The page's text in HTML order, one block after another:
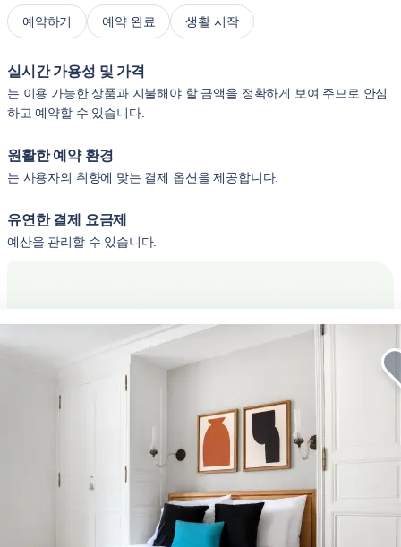
예약하기 예약 완료 생활 시작
실시간 가용성 및 가격
는 이용 가능한 상품과 지불해야 할 금액을 정확하게 보여 주므로 안심
하고 예약할 수 있습니다.
원활한 예약 환경
는 사용자의 취향에 맞는 결제 옵션을 제공합니다.
유연한 결제 요금제
예산을 관리할 수 있습니다.